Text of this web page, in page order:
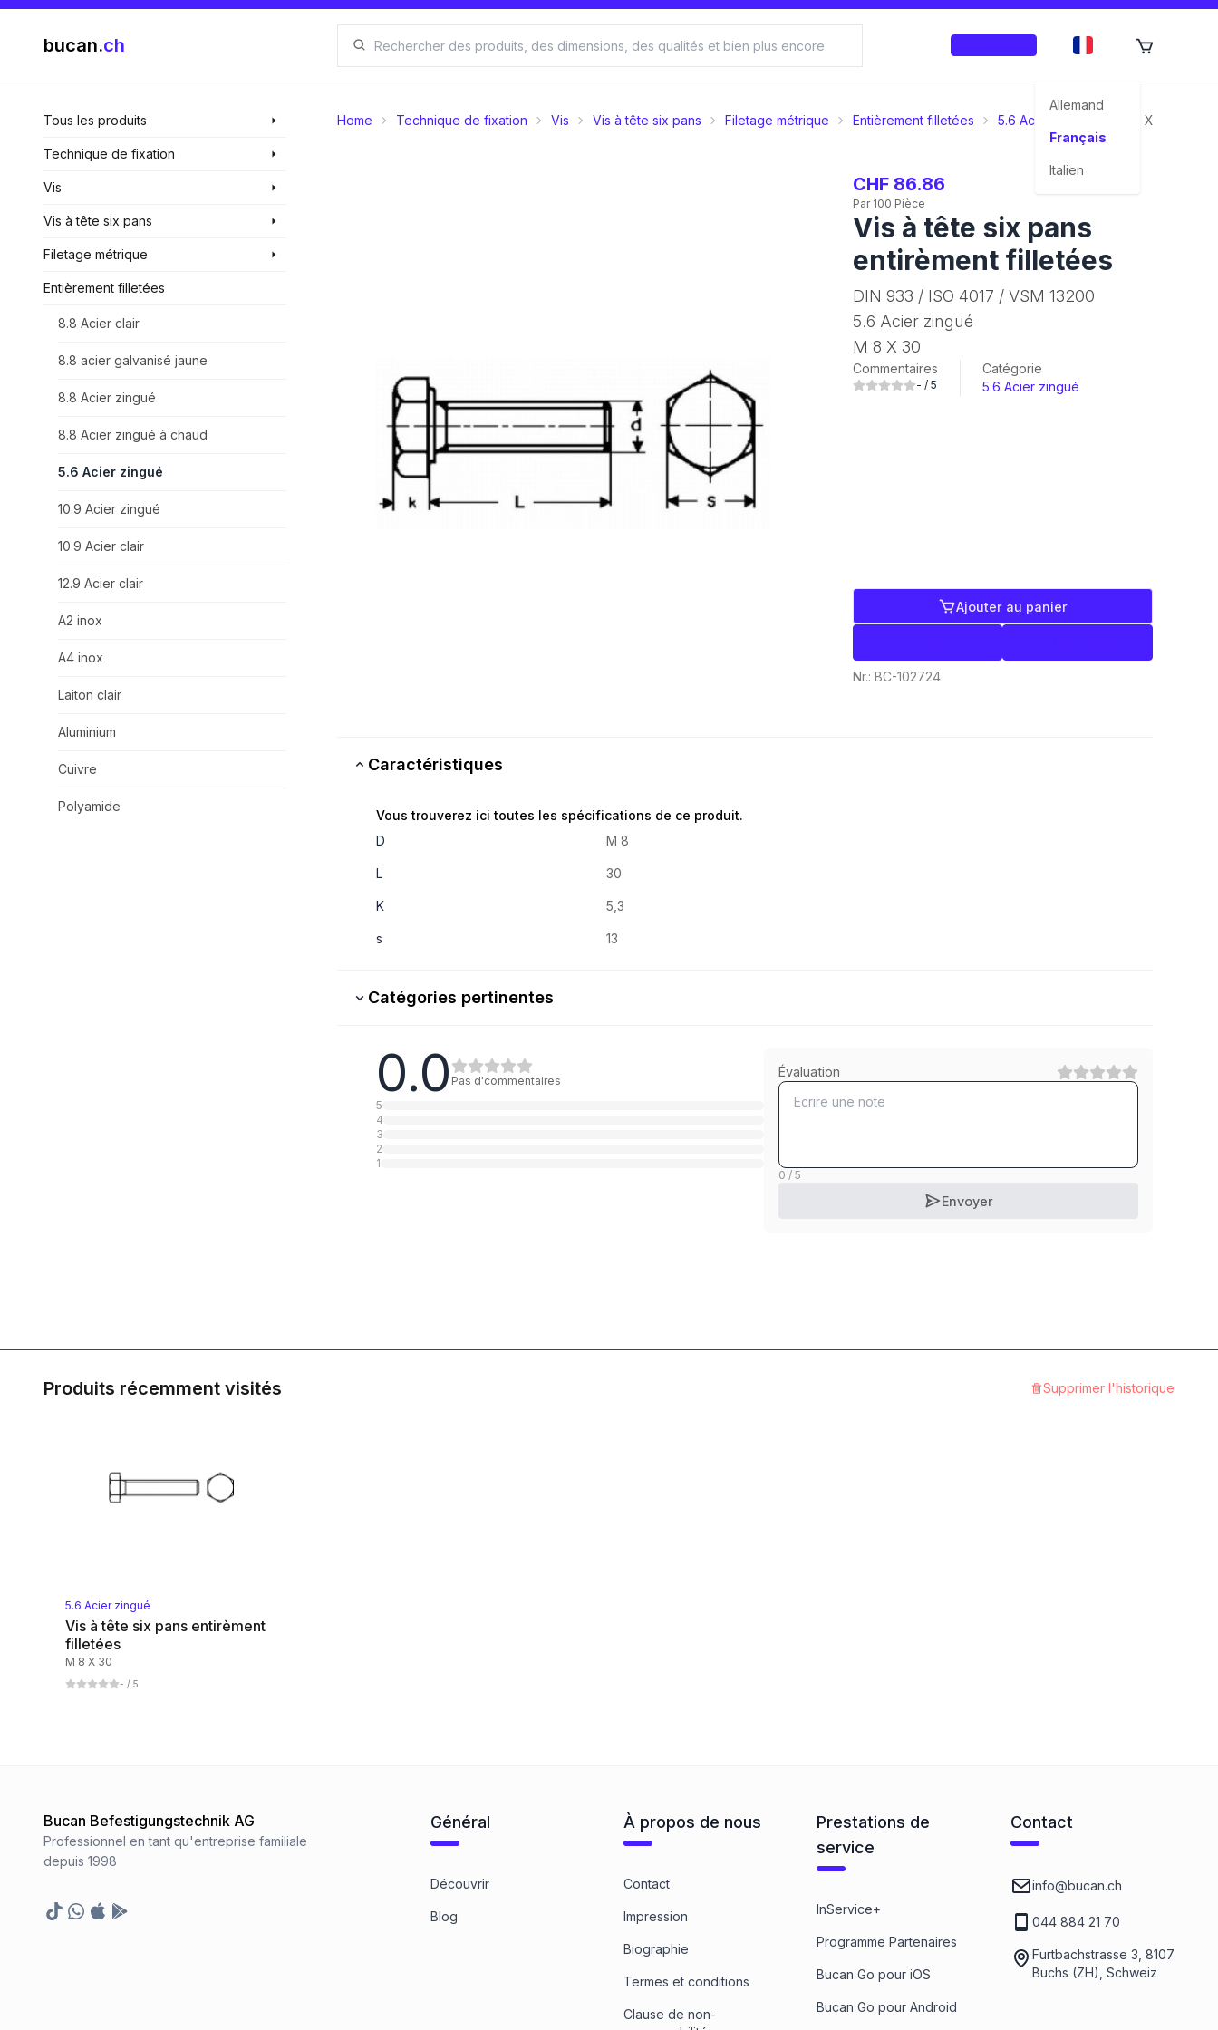
bucan.ch
Allemand
Français
Italien
Tous les produits
Technique de fixation
Vis
Vis à tête six pans
Filetage métrique
Entièrement filletées
8.8 Acier clair
8.8 acier galvanisé jaune
8.8 Acier zingué
8.8 Acier zingué à chaud
5.6 Acier zingué
10.9 Acier zingué
10.9 Acier clair
12.9 Acier clair
A2 inox
A4 inox
Laiton clair
Aluminium
Cuivre
Polyamide
Home Technique de fixation Vis Vis à tête six pans Filetage métrique Entièrement filletées 5.6 Acier zingué M 8 X 30
CHF 86.86
Par 100 Pièce
Vis à tête six pans
entirèment filletées
DIN 933 / ISO 4017 / VSM 13200
5.6 Acier zingué
M 8 X 30
Commentaires
- / 5
Catégorie
5.6 Acier zingué
Ajouter au panier
Nr.: BC-102724
Caractéristiques
Vous trouverez ici toutes les spécifications de ce produit.
D
M 8
L 30
K 5,3
s 13
Catégories pertinentes
8.8 Stahl verzinkt
1 Catégorie
8.8 Stahl feuerverzinkt
1 Catégorie
Évaluation
0 / 5
Envoyer
0.0 Pas d'commentaires
5
4
3
2
1
Produits récemment visités Supprimer l'historique
5.6 Acier zingué
Vis à tête six pans entirèment
filletées
M 8 X 30
- / 5
Bucan Befestigungstechnik AG
Professionnel en tant qu'entreprise familiale
depuis 1998
TikTokWhatsapp
Appstore
Google Play Store
Général
Découvrir
Blog
À propos de nous
Contact
Impression
Biographie
Termes et conditions
Clause de non-
Prestations de
service
InService+
Programme Partenaires
Bucan Go pour iOS
Bucan Go pour Android
Contact
info@bucan.ch
044 884 21 70
Furtbachstrasse 3, 8107
Buchs (ZH), Schweiz